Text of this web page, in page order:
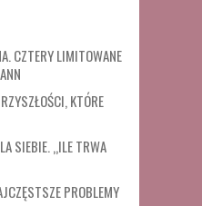
CZTERY LIMITOWANE
KTÓRE
SIEBIE. „ILE TRWA
PROBLEMY